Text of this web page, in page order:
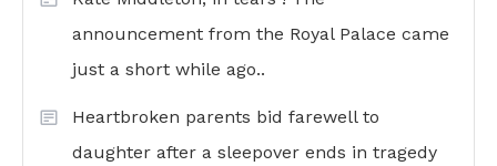
announcement from the Royal Palace came
just a short while ago..
Heartbroken parents bid farewell to
daughter after a sleepover ends in tragedy